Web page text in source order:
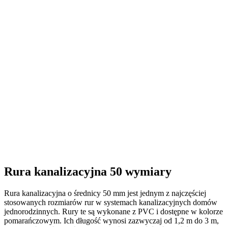
Rura kanalizacyjna 50 wymiary
Rura kanalizacyjna o średnicy 50 mm jest jednym z najczęściej
stosowanych rozmiarów rur w systemach kanalizacyjnych domów
jednorodzinnych. Rury te są wykonane z PVC i dostępne w kolorze
pomarańczowym. Ich długość wynosi zazwyczaj od 1,2 m do 3 m,